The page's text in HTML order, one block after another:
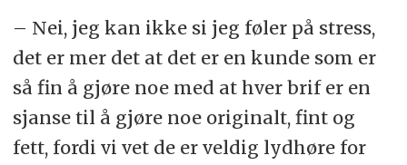
– Nei, jeg kan ikke si jeg føler på stress,
det er mer det at det er en kunde som er
så fin å gjøre noe med at hver brif er en
sjanse til å gjøre noe originalt, fint og
fett, fordi vi vet de er veldig lydhøre for